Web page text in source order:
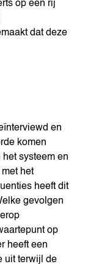
op een rij
dat deze
en
komen
systeem en
het
heeft dit
gevolgen
op
heeft een
uit terwijl de